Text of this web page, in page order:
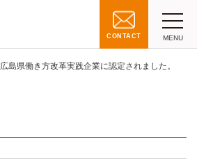
CONTACT MENU
広島県働き方改革実践企業に認定されました。